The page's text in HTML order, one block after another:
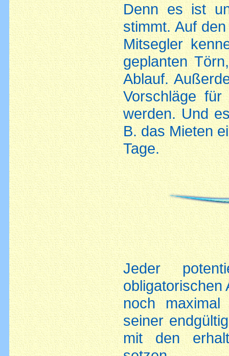
Denn es ist
stimmt. Auf
Mitsegler
geplanten
Ablauf.
Vorschläge
werden. Und
B. das Mieten
Tage.
Jeder
obligatorischen
noch
seiner
mit den